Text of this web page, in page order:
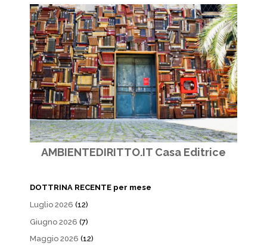
AMBIENTEDIRITTO.IT Casa Editrice
DOTTRINA RECENTE per mese
Luglio 2026 (12)
Giugno 2026 (7)
Maggio 2026 (12)